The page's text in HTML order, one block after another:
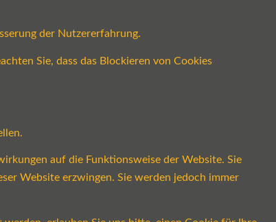
der Nutzererfahrung.
Sie, dass das Blockieren von Cookies
auf die Funktionsweise der Website. Sie
Website erzwingen. Sie werden jedoch immer